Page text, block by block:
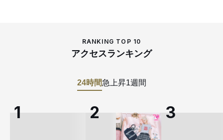
RANKING TOP 10
アクセスランキング
24時間急上昇1週間